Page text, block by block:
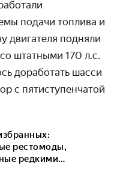
подачи топлива и
двигателя подняли
штатными 170 л.с.
доработать шасси
с пятиступенчатой
рестомоды,
редкими